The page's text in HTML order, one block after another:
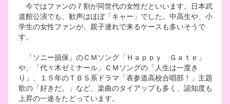
今ではファンの７割が同世代の女性だといいます。日本武
道館公演でも、歓声はほぼ「キャー」でした。中高生や、小
学生の女性ファンが、親子連れで来るケースも多いそうで
す。
「ソニー損保」のＣＭソング「Ｈａｐｐｙ Ｇａｔｅ」
や、「代々木ゼミナール」ＣＭソングの「人生は一度き
り」、１５年のＴＢＳ系ドラマ「表参道高校合唱部！」主題
歌の「好きだ。」など、楽曲のタイアップも多く、認知度も
上昇の一途をたどっています。